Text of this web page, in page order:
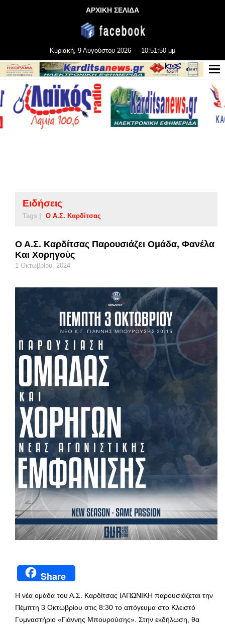
ΑΡΧΙΚΗ ΣΕΛΙΔΑ
Κυριακή, 9 Αυγούστου 2026 10:51:51 μμ
Ειδήσεις
Tags | Ο Α.Σ. Καρδίτσας
Ο Α.Σ. Καρδίτσας Παρουσιάζει Ομάδα, Φανέλα
Και Χορηγούς
1 Οκτωβρίου, 2024
Share
Η νέα ομάδα του Α.Σ. Καρδίτσας ΙΑΠΩΝΙΚΗ παρουσιάζεται την
Πέμπτη 3 Οκτωβρίου στις 8:30 το απόγευμα στο Κλειστό
Γυμναστήριο «Γιάννης Μπουρούσης». Στην εκδήλωση, θα